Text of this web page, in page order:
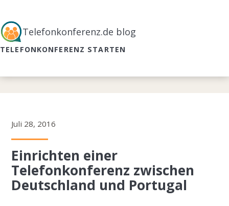
Telefonkonferenz.de blog
TELEFONKONFERENZ STARTEN
Juli 28, 2016
Einrichten einer
Telefonkonferenz zwischen
Deutschland und Portugal